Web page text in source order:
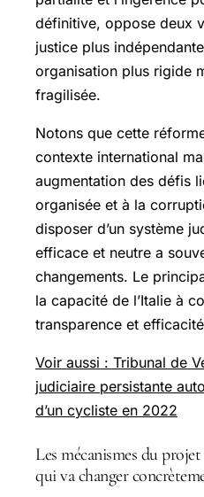
définitive, oppose deux
justice plus
organisation plus rigide
fragilisée.
Notons que cette
contexte international
augmentation des défis
organisée et à la
disposer d’un système
efficace et neutre a
changements. Le
la capacité de l’Italie à
transparence et
Voir aussi : Tribunal de
judiciaire persistante
d’un cycliste en 2022
Les mécanismes du projet
qui va changer